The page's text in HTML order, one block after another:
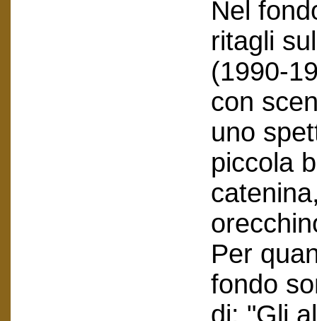
Nel
ritagli
(1990-
con
uno
piccola
Per
fondo
di: "Gli